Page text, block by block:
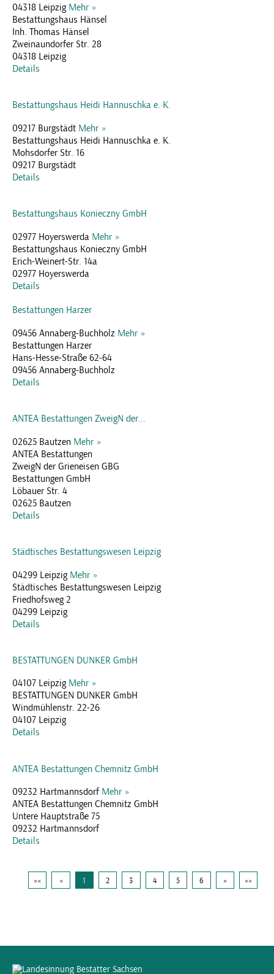
04318 Leipzig Mehr »
Bestattungshaus Hänsel
Inh. Thomas Hänsel
Zweinaundorfer Str. 28
04318 Leipzig
Details
Bestattungshaus Heidi Hannuschka e. K.
09217 Burgstädt Mehr »
Bestattungshaus Heidi Hannuschka e. K.
Mohsdorfer Str. 16
09217 Burgstädt
Details
Bestattungshaus Konieczny GmbH
02977 Hoyerswerda Mehr »
Bestattungshaus Konieczny GmbH
Erich-Weinert-Str. 14a
02977 Hoyerswerda
Details
Bestattungen Harzer
09456 Annaberg-Buchholz Mehr »
Bestattungen Harzer
Hans-Hesse-Straße 62-64
09456 Annaberg-Buchholz
Details
ANTEA Bestattungen ZweigN der...
02625 Bautzen Mehr »
ANTEA Bestattungen
ZweigN der Grieneisen GBG
Bestattungen GmbH
Löbauer Str. 4
02625 Bautzen
Details
Städtisches Bestattungswesen Leipzig
04299 Leipzig Mehr »
Städtisches Bestattungswesen Leipzig
Friedhofsweg 2
04299 Leipzig
Details
BESTATTUNGEN DUNKER GmbH
04107 Leipzig Mehr »
BESTATTUNGEN DUNKER GmbH
Windmühlenstr. 22-26
04107 Leipzig
Details
ANTEA Bestattungen Chemnitz GmbH
09232 Hartmannsdorf Mehr »
ANTEA Bestattungen Chemnitz GmbH
Untere Hauptstraße 75
09232 Hartmannsdorf
Details
«« « 1 2 3 4 5 6 » »»